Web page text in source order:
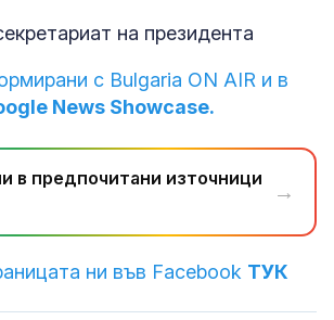
на президента
с Bulgaria ON AIR и в
News Showcase.
в предпочитани източници
→
ни във Facebook ТУК